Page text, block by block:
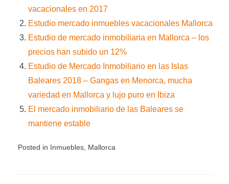
vacacionales en 2017
Estudio mercado inmuebles vacacionales Mallorca
Estudio de mercado inmobiliaria en Mallorca – los
precios han subido un 12%
Estudio de Mercado Inmobiliario en las Islas
Baleares 2018 – Gangas en Menorca, mucha
variedad en Mallorca y lujo puro en Ibiza
El mercado inmobiliario de las Baleares se
mantiene estable
Posted in Inmuebles, Mallorca